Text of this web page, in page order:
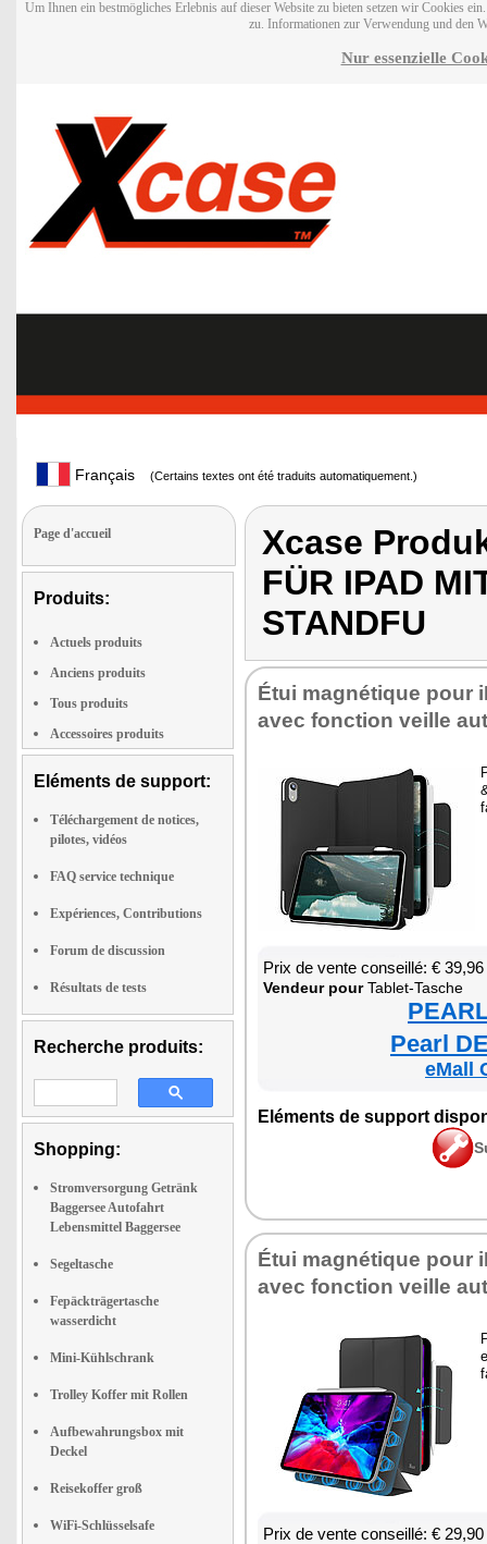
Um Ihnen ein bestmögliches Erlebnis auf dieser Website zu bieten setzen wir Cookies
zu. Informationen zur Verwendung und den
Nur essenzielle
Français (Certains textes ont été traduits automatiquement.)
Page d'accueil
Produits:
Actuels produits
Anciens produits
Tous produits
Accessoires produits
Eléments de support:
Téléchargement de notices,
pilotes, vidéos
FAQ service technique
Expériences, Contributions
Forum de discussion
Résultats de tests
Recherche produits:
Shopping:
Stromversorgung Getränk
Baggersee Autofahrt
Lebensmittel Baggersee
Segeltasche
Fepäckträgertasche
wasserdicht
Mini-Kühlschrank
Trolley Koffer mit Rollen
Aufbewahrungsbox mit
Deckel
Reisekoffer groß
WiFi-Schlüsselsafe
Xcase
FÜR IPAD
STANDFU
Étui magné­tique pour
avec fonc­tion veille
Prix de vente conseillé: € 39,96
Ven­deur pourTablet-Tasche
Pearl
eMall
Elé­ments de sup­port
Étui magné­tique pour
avec fonc­tion veille
Prix de vente conseillé: € 29,90